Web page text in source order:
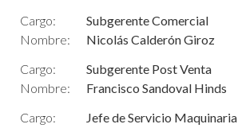
Cargo:
Subgerente Comercial
Nombre:
Nicolás Calderón Giroz
Cargo:
Subgerente Post Venta
Nombre:
Francisco Sandoval Hinds
Cargo:
Jefe de Servicio Maquinaria